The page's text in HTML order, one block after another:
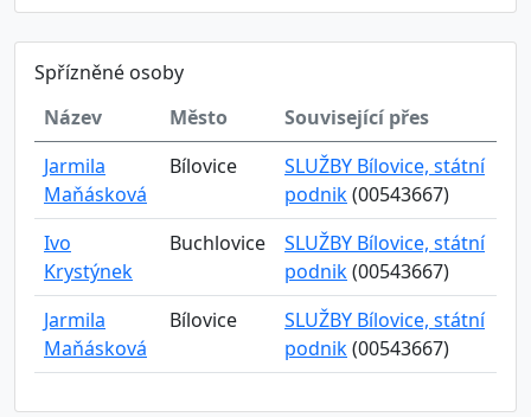
Spřízněné osoby
Název
Město
Související přes
Jarmila
Maňásková
Bílovice
SLUŽBY Bílovice, státní
podnik(00543667)
Ivo
Krystýnek
Buchlovice
SLUŽBY Bílovice, státní
podnik(00543667)
Jarmila
Maňásková
Bílovice
SLUŽBY Bílovice, státní
podnik(00543667)